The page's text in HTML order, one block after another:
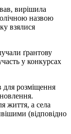
вирішила
назвою
взялися
ґрантову
у конкурсах
для розміщення
життя, а села
(відповідно